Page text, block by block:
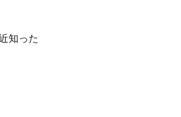
知った